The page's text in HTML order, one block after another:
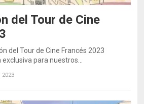
del Tour de Cine
del Tour de Cine Francés 2023
para nuestros…
2023